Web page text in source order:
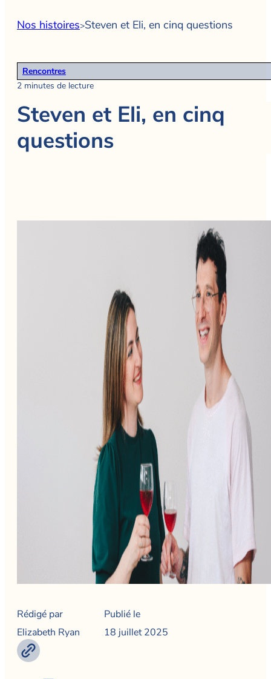
Nos histoires>Steven et Eli, en cinq questions
Rencontres
2 minutes de lecture
Steven et Eli, en cinq
questions
Rédigé par
Publié le
Elizabeth Ryan
18 juillet 2025